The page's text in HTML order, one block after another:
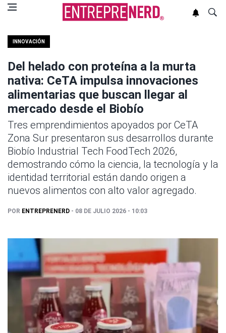
INNOVACIÓN
Del helado con proteína a la murta
nativa: CeTA impulsa innovaciones
alimentarias que buscan llegar al
mercado desde el Biobío
Tres emprendimientos apoyados por CeTA
Zona Sur presentaron sus desarrollos durante
Biobío Industrial Tech FoodTech 2026,
demostrando cómo la ciencia, la tecnología y la
identidad territorial están dando origen a
nuevos alimentos con alto valor agregado.
POR ENTREPRENERD - 08 DE JULIO 2026 - 10:03